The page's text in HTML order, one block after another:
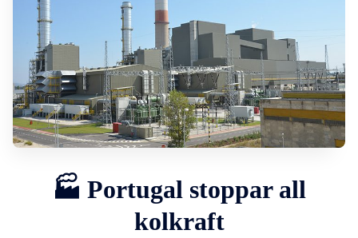
🏭 Portugal stoppar all
kolkraft